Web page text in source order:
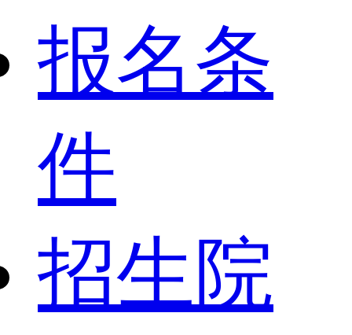
报名条
件
招生院